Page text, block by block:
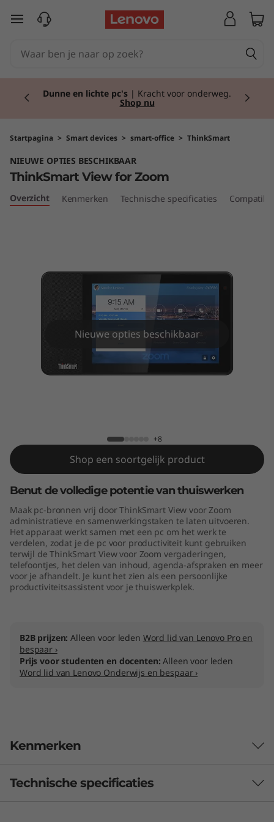
T
S
m
a
Z
o
o
m
Ga naar de hoofdinhoud
Dunne en lichte pc's | Kracht voor onderweg.
Shop nu
Startpagina > Smart devices > smart-office > ThinkSmart
NIEUWE OPTIES BESCHIKBAAR
ThinkSmart View for Zoom
Overzicht Kenmerken Technische specificaties
Nieuwe opties beschikbaar
+8
Shop een soortgelijk product
Benut de volledige potentie van thuiswerken
Maak pc-bronnen vrij door ThinkSmart View voor Zoom
administratieve en samenwerkingstaken te laten uitvoeren.
Het apparaat werkt samen met een pc om het werk te
verdelen, zodat je de pc voor productiviteit kunt gebruiken
terwijl de ThinkSmart View voor Zoom vergaderingen,
telefoontjes, het delen van inhoud, agenda-afspraken en meer
voor je afhandelt. Je kunt het zien als een persoonlijke
productiviteitsassistent voor je thuiswerkplek.
B2B prijzen:Alleen voor leden Word lid van Lenovo Pro en
bespaar ›
Prijs voor studenten en docenten:Alleen voor leden
Word lid van Lenovo Onderwijs en bespaar ›
Kenmerken
Technische specificaties